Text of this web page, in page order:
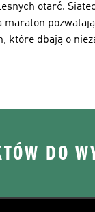
otarć.
które dbają o
DO